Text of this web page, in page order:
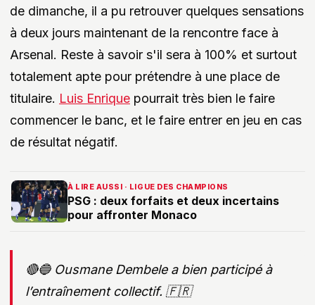
de dimanche, il a pu retrouver quelques sensations
à deux jours maintenant de la rencontre face à
Arsenal. Reste à savoir s'il sera à 100% et surtout
totalement apte pour prétendre à une place de
titulaire. Luis Enrique pourrait très bien le faire
commencer le banc, et le faire entrer en jeu en cas
de résultat négatif.
À LIRE AUSSI · LIGUE DES CHAMPIONS
PSG : deux forfaits et deux incertains
pour affronter Monaco
🔴🔵 Ousmane Dembele a bien participé à
l’entraînement collectif. 🇫🇷